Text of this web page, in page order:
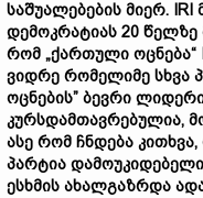
საშუალებების მიერ. IRI
დემოკრატიას 20 წელზე
რომ „ქართული ოცნება“
ვიდრე რომელიმე სხვა
ოცნების” ბევრი
კურსდამთავრებულია,
ასე რომ ჩნდება კითხვა,
პარტია დამოუკიდებელი
ესხმის ახალგაზრდა